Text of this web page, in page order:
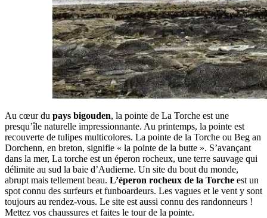
Au cœur du pays bigouden, la pointe de La Torche est une
presqu’île naturelle impressionnante. Au printemps, la pointe est
recouverte de tulipes multicolores. La pointe de la Torche ou Beg an
Dorchenn, en breton, signifie « la pointe de la butte ». S’avançant
dans la mer, La torche est un éperon rocheux, une terre sauvage qui
délimite au sud la baie d’Audierne. Un site du bout du monde,
abrupt mais tellement beau. L’éperon rocheux de la Torche est un
spot connu des surfeurs et funboardeurs. Les vagues et le vent y sont
toujours au rendez-vous. Le site est aussi connu des randonneurs !
Mettez vos chaussures et faites le tour de la pointe.